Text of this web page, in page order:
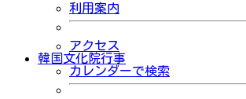
利用案内
アクセス
韓国文化院行事
カレンダーで検索